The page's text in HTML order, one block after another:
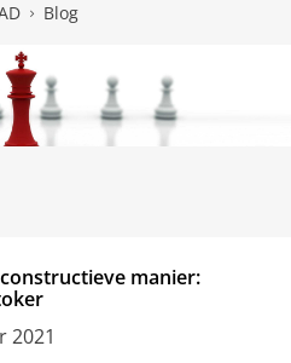
Blog
manier:
2021